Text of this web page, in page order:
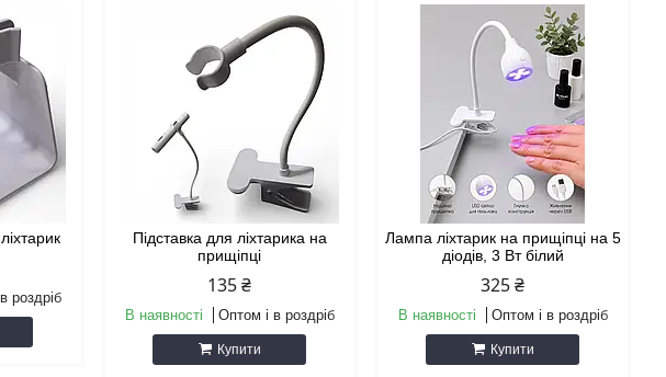
роздріб
Підставка для ліхтарика на
прищіпці
135 ₴
В наявності Оптом і в роздріб
Купити
Лампа ліхтарик на прищіпці на 5
діодів, 3 Вт білий
325 ₴
В наявності Оптом і в роздріб
Купити